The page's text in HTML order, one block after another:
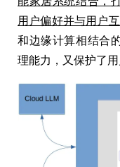
用户偏好并与用户
和边缘计算相结合
理能力，又保护了用